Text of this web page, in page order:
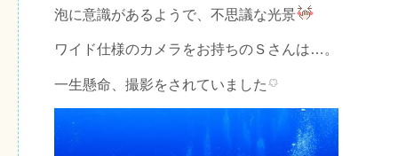
泡に意識があるようで、不思議な光景
ワイド仕様のカメラをお持ちのＳさんは…。
一生懸命、撮影をされていました